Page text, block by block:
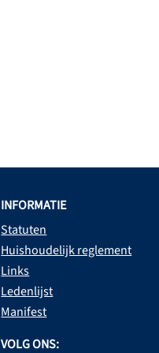
INFORMATIE
Statuten
Huishoudelijk reglement
Links
Ledenlijst
Manifest
VOLG ONS: